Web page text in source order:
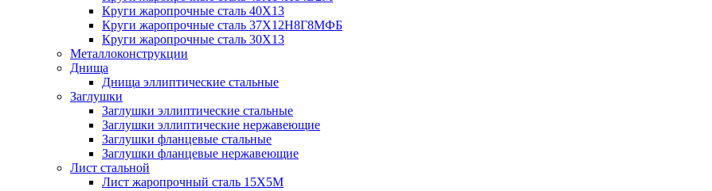
Круги жаропрочные сталь 40Х13
Круги жаропрочные сталь 37Х12Н8Г8МФБ
Круги жаропрочные сталь 30Х13
Металлоконструкции
Днища
Днища эллиптические стальные
Заглушки
Заглушки эллиптические стальные
Заглушки эллиптические нержавеющие
Заглушки фланцевые стальные
Заглушки фланцевые нержавеющие
Лист стальной
Лист жаропрочный сталь 15Х5М